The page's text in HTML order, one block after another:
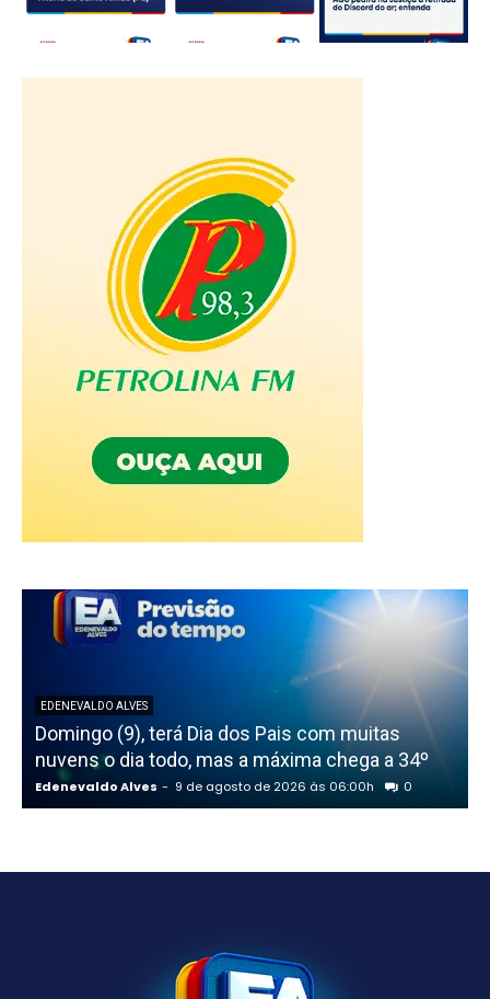
EDENEVALDO ALVES
Domingo (9), terá Dia dos Pais com muitas
nuvens o dia todo, mas a máxima chega a 34º
Edenevaldo Alves - 9 de agosto de 2026 às 06:00h 0